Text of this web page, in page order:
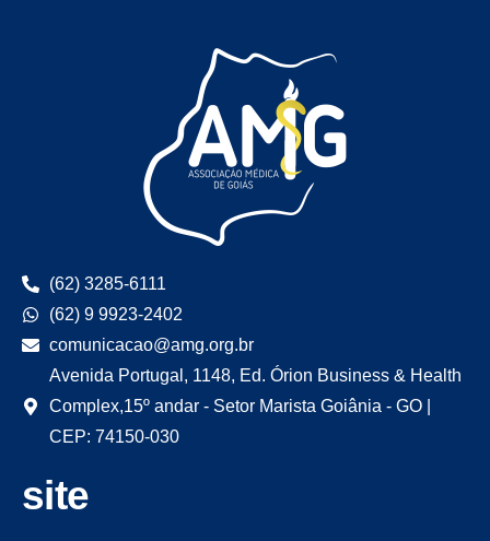
(62) 3285-6111
(62) 9 9923-2402
comunicacao@amg.org.br
Avenida Portugal, 1148, Ed. Órion Business & Health
Complex,15º andar - Setor Marista Goiânia - GO |
CEP: 74150-030
site